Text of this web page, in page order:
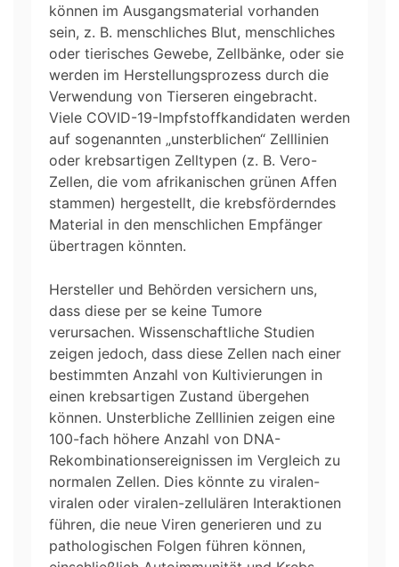
können im Ausgangsmaterial vorhanden
sein, z. B. menschliches Blut, menschliches
oder tierisches Gewebe, Zellbänke, oder sie
werden im Herstellungsprozess durch die
Verwendung von Tierseren eingebracht.
Viele COVID-19-Impfstoffkandidaten werden
auf sogenannten „unsterblichen“ Zelllinien
oder krebsartigen Zelltypen (z. B. Vero-
Zellen, die vom afrikanischen grünen Affen
stammen) hergestellt, die krebsförderndes
Material in den menschlichen Empfänger
übertragen könnten.
Hersteller und Behörden versichern uns,
dass diese per se keine Tumore
verursachen. Wissenschaftliche Studien
zeigen jedoch, dass diese Zellen nach einer
bestimmten Anzahl von Kultivierungen in
einen krebsartigen Zustand übergehen
können. Unsterbliche Zelllinien zeigen eine
100-fach höhere Anzahl von DNA-
Rekombinationsereignissen im Vergleich zu
normalen Zellen. Dies könnte zu viralen-
viralen oder viralen-zellulären Interaktionen
führen, die neue Viren generieren und zu
pathologischen Folgen führen können,